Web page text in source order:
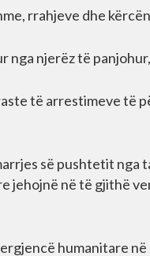
rrahjeve dhe
nga njerëz të
të arrestimeve të
së pushtetit nga
në të gjithë
humanitare